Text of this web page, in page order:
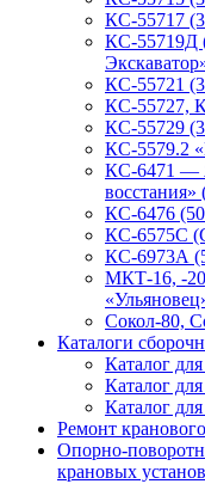
КС-55717
КС-55719Д
КС-55721
КС-55727,
КС-55729
КС-5579.2
КС-6471 —
КС-6476
КС-6575С
КС-6973А
МКТ-16, -
Сокол-80,
Каталоги
Каталог
Каталог
Каталог
Ремонт
Опорно-
крановых